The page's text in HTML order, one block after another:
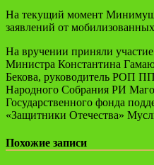
На текущий момент
заявлений от
На вручении приняли
Министра Константина
Бекова, руководитель РОП
Народного Собрания РИ
Государственного фонда
«Защитники Отечества»
Похожие записи